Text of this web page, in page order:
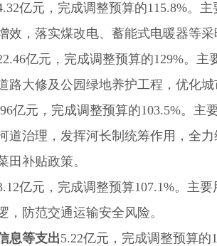
亿元，完成调整预算的115.8%。主
效，落实煤改电、蓄能式电暖器等
亿元，完成调整预算的129%。主
路大修及公园绿地养护工程，优化
96亿元，完成调整预算的103.5%。主
道治理， 发挥河长制统筹作用 ， 全力
田补贴政策。
亿元，完成调整预算107.1%。主要
，防范交通运输安全风险。
息等支出5.22亿元，完成调整预算的